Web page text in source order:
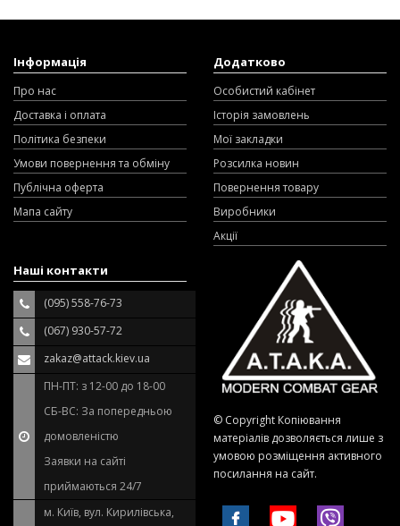
Інформація
Про нас
Доставка і оплата
Політика безпеки
Умови повернення та обміну
Публічна оферта
Мапа сайту
Додатково
Особистий кабінет
Історія замовлень
Мої закладки
Розсилка новин
Повернення товару
Виробники
Акції
Наші контакти
(095) 558-76-73
(067) 930-57-72
zakaz@attack.kiev.ua
ПН-ПТ: з 12-00 до 18-00
СБ-ВС: За попередньою
домовленістю
Заявки на сайті
приймаються 24/7
м. Київ, вул. Кирилівська,
© Copyright Копіювання
матеріалів дозволяється лише з
умовою розміщення активного
посилання на сайт.